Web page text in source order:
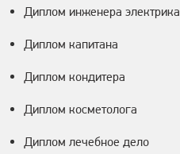
Диплом инженера электрика
Диплом капитана
Диплом кондитера
Диплом косметолога
Диплом лечебное дело